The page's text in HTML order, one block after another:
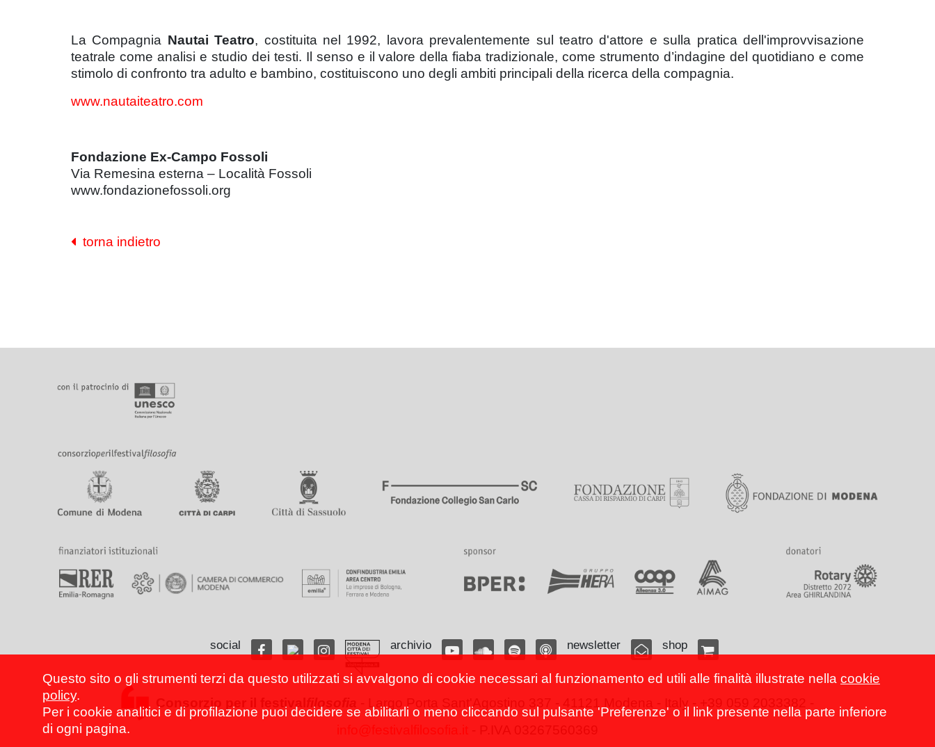
La Compagnia Nautai Teatro, costituita nel 1992, lavora prevalentemente sul teatro d'attore e sulla pratica dell'improvvisazione
teatrale come analisi e studio dei testi. Il senso e il valore della fiaba tradizionale, come strumento d’indagine del quotidiano e come
stimolo di confronto tra adulto e bambino, costituiscono uno degli ambiti principali della ricerca della compagnia.
www.nautaiteatro.com
Fondazione Ex-Campo Fossoli
Via Remesina esterna – Località Fossoli
www.fondazionefossoli.org
torna indietro
social archivio newsletter shop
Questo sito o gli strumenti terzi da questo utilizzati si avvalgono di cookie necessari al funzionamento ed utili alle finalità illustrate nella cookie
policy.
Per i cookie analitici e di profilazione puoi decidere se abilitarli o meno cliccando sul pulsante 'Preferenze' o il link presente nella parte inferiore
di ogni pagina.